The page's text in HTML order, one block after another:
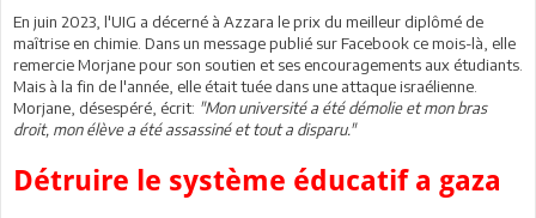
En juin 2023, l'UIG a décerné à Azzara le prix du meilleur diplômé de
maîtrise en chimie. Dans un message publié sur Facebook ce mois-là, elle
remercie Morjane pour son soutien et ses encouragements aux étudiants.
Mais à la fin de l'année, elle était tuée dans une attaque israélienne.
Morjane, désespéré, écrit: "Mon université a été démolie et mon bras
droit, mon élève a été assassiné et tout a disparu."
Détruire le système éducatif a gaza